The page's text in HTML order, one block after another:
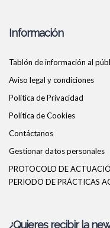
Información
Tablón de información al
Aviso legal y condiciones
Política de Privacidad
Política de Cookies
Contáctanos
Gestionar datos personales
PROTOCOLO DE
PERIODO DE PRÁCTICAS
¿Quieres recibir la